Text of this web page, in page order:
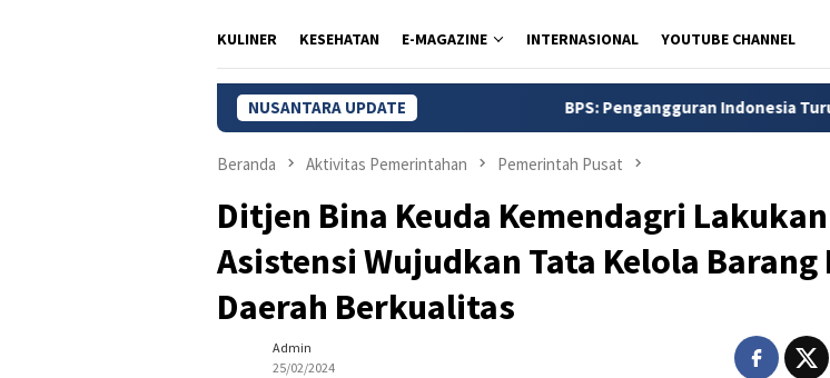
KULINER KESEHATAN E-MAGAZINE INTERNASIONAL YOUTUBE CHANNEL
NUSANTARA UPDATE BPS: Pengangguran Indonesia Turun Jadi 7,22 Juta
Beranda Aktivitas Pemerintahan Pemerintah Pusat
Ditjen Bina Keuda Kemendagri Lakukan
Asistensi Wujudkan Tata Kelola
Daerah Berkualitas
Admin
25/02/2024